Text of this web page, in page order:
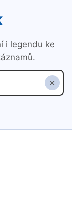
i legendu ke
×